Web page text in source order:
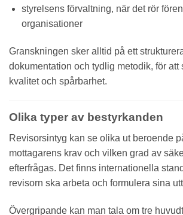
styrelsens förvaltning, när det rör
organisationer
Granskningen sker alltid på ett
dokumentation och tydlig metodik, för att
kvalitet och spårbarhet.
Olika typer av bestyrkanden
Revisorsintyg kan se olika ut beroende
mottagarens krav och vilken grad av
efterfrågas. Det finns internationella
revisorn ska arbeta och formulera sina
Övergripande kan man tala om tre